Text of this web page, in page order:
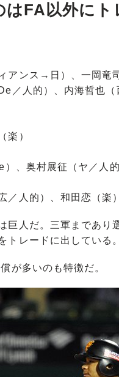
はFA以外にト
アンス→日）、一岡竜
／人的）、内海哲也
楽）
、奥村展征（ヤ／人
／人的）、和田恋（楽）
人だ。三軍まであり
トレードに出している。
が多いのも特徴だ。